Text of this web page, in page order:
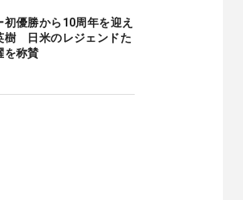
初優勝から10周年を迎え
樹 日米のレジェンドた
を称賛